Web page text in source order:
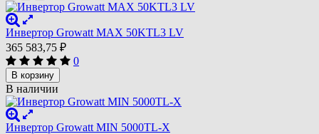
Инвертор Growatt MAX 50KTL3 LV
365 583,75 ₽
0
В корзину
В наличии
Инвертор Growatt MIN 5000TL-X